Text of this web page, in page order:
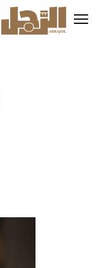
إلى
المحتوى